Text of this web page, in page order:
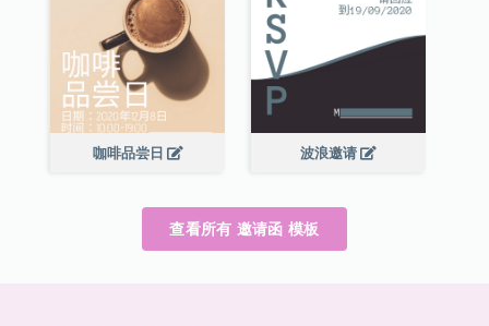
咖啡品尝日 波浪邀请
查看所有 邀请函 模板